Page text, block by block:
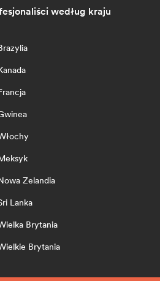
według kraju
Zelandia
Lanka
Brytania
Brytania